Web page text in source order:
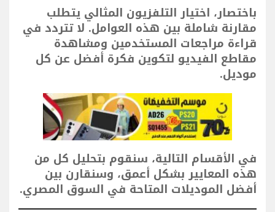
باختصار، اختيار التلفزيون المثالي يتطلب
مقارنة شاملة بين هذه العوامل. لا تتردد في
قراءة مراجعات المستخدمين ومشاهدة
مقاطع الفيديو لتكوين فكرة أفضل عن كل
موديل.
في الأقسام التالية، سنقوم بتحليل كل من
هذه المعايير بشكل أعمق، وسنقارن بين
أفضل الموديلات المتاحة في السوق المصري.